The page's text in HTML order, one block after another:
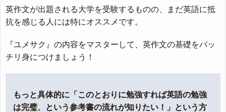
英作文が出題される大学を受験するものの、まだ英語に抵
抗を感じる人には特にオススメです。
『ユメサク』の内容をマスターして、英作文の基礎をバッ
チリ身につけましょう！
もっと具体的に「このとおりに勉強すれば英語の勉強
は完璧、という参考書の流れが知りたい！」という方